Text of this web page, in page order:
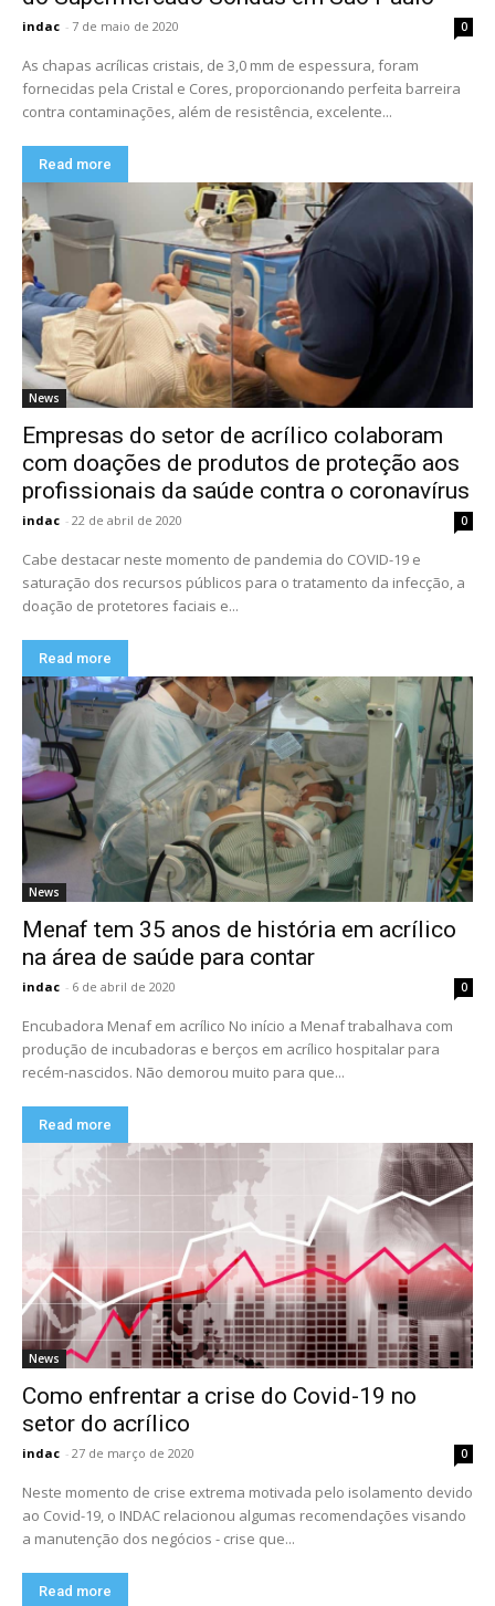
indac - 7 de maio de 2020 0
As chapas acrílicas cristais, de 3,0 mm de espessura, foram
fornecidas pela Cristal e Cores, proporcionando perfeita barreira
contra contaminações, além de resistência, excelente...
Read more
News
Empresas do setor de acrílico colaboram
com doações de produtos de proteção aos
profissionais da saúde contra o coronavírus
indac - 22 de abril de 2020 0
Cabe destacar neste momento de pandemia do COVID-19 e
saturação dos recursos públicos para o tratamento da infecção, a
doação de protetores faciais e...
Read more
News
Menaf tem 35 anos de história em acrílico
na área de saúde para contar
indac - 6 de abril de 2020 0
Encubadora Menaf em acrílico No início a Menaf trabalhava com
produção de incubadoras e berços em acrílico hospitalar para
recém-nascidos. Não demorou muito para que...
Read more
News
Como enfrentar a crise do Covid-19 no
setor do acrílico
indac - 27 de março de 2020 0
Neste momento de crise extrema motivada pelo isolamento devido
ao Covid-19, o INDAC relacionou algumas recomendações visando
a manutenção dos negócios - crise que...
Read more